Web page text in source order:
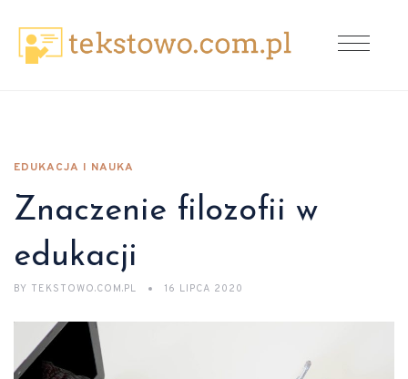
EDUKACJA I NAUKA
Znaczenie filozofii w
edukacji
BY TEKSTOWO.COM.PL 16 LIPCA 2020